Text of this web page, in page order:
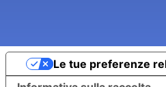
Le tue preferenze